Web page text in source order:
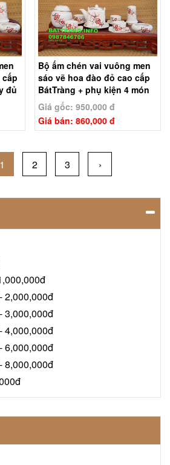
đủ
Bộ ấm chén vai vuông men
sáo vẽ hoa đào đỏ cao cấp
BátTràng + phụ kiện 4 món
Giá gốc: 950,000 đ
Giá bán: 860,000 đ
1 2 3 ›
2,000,000đ
3,000,000đ
4,000,000đ
6,000,000đ
8,000,000đ